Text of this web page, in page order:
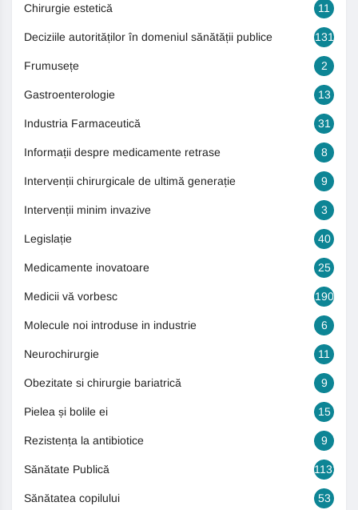
Chirurgie estetică 11
Deciziile autorităților în domeniul sănătății publice 131
Frumusețe 2
Gastroenterologie 13
Industria Farmaceutică 31
Informații despre medicamente retrase 8
Intervenții chirurgicale de ultimă generație 9
Intervenții minim invazive 3
Legislație 40
Medicamente inovatoare 25
Medicii vă vorbesc 190
Molecule noi introduse in industrie 6
Neurochirurgie 11
Obezitate si chirurgie bariatrică 9
Pielea și bolile ei 15
Rezistența la antibiotice 9
Sănătate Publică 1131
Sănătatea copilului 53